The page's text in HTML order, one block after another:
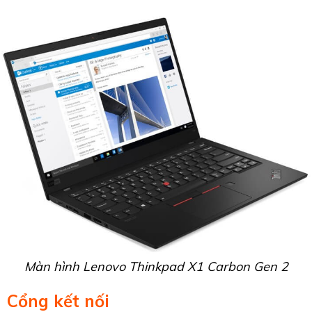
Màn hình Lenovo Thinkpad X1 Carbon Gen 2
Cổng kết nối